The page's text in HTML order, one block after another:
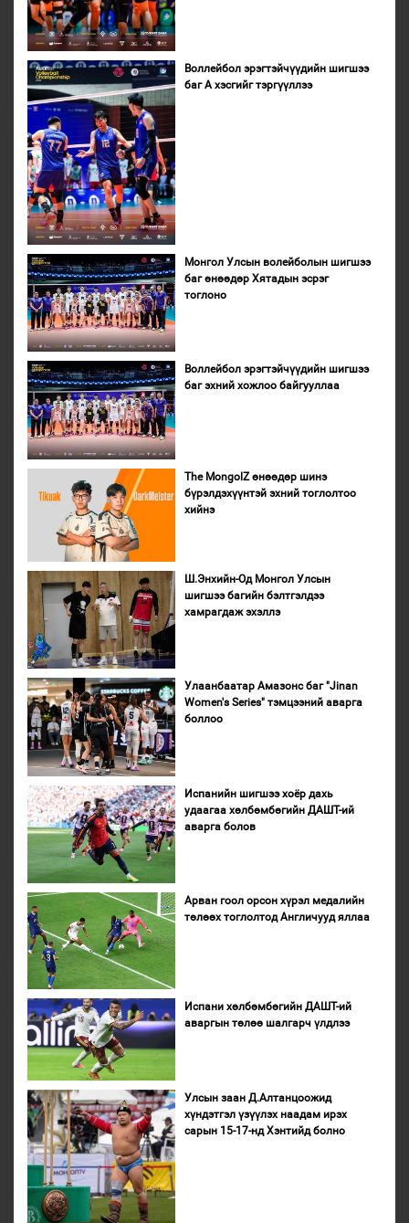
Воллейбол эрэгтэйчүүдийн шигшээ
баг А хэсгийг тэргүүллээ
Монгол Улсын волейболын шигшээ
баг өнөөдөр Хятадын эсрэг
тоглоно
Воллейбол эрэгтэйчүүдийн шигшээ
баг эхний хожлоо байгууллаа
The MongolZ өнөөдөр шинэ
бүрэлдэхүүнтэй эхний тоглолтоо
хийнэ
Ш.Энхийн-Од Монгол Улсын
шигшээ багийн бэлтгэлдээ
хамрагдаж эхэллэ
Улаанбаатар Амазонс баг "Jinan
Women's Series" тэмцээний аварга
боллоо
Испанийн шигшээ хоёр дахь
удаагаа хөлбөмбөгийн ДАШТ-ий
аварга болов
Арван гоол орсон хүрэл медалийн
төлөөх тоглолтод Англичууд яллаа
Испани хөлбөмбөгийн ДАШТ-ий
аваргын төлөө шалгарч үлдлээ
Улсын заан Д.Алтанцоожид
хүндэтгэл үзүүлэх наадам ирэх
сарын 15-17-нд Хэнтийд болно